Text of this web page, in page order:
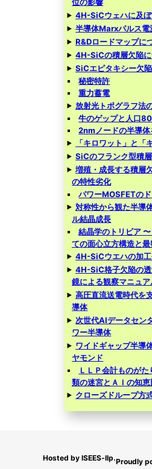
4H-SiCウェハに及
半導体Marxパルス電
R&Dロードマップに
4H-SiCの積層欠陥に
SiCエピタキシー欠
秘密特許
重力蓄電
放射光トポグラフ法
牛のゲップと人口
2nmノードの半導体
「キロワット」と「
SiCのフランク型積
増殖・成長する積層
の特性劣化
パワーMOSFETの
対称性から観た半導
ル結晶成長
結晶学のトリビア
ての面心立方構造と
4H-SiCウエハの加
4H-SiC格子欠陥の
鏡による観察マニュア
高圧直流送電時代を
導体
次世代AIデータセン
ワー半導体
ワイドギャップ半導
ヤモンド
ＬＬＰ会計ものが
類の迷宮とＡＩの知恵
クローズドループ方
Hosted by ISEES-llp.Proudly